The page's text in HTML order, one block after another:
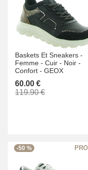
Baskets Et Sneakers -
Femme - Cuir - Noir -
Confort - GEOX
60.00 €
119.90 €
-50 %